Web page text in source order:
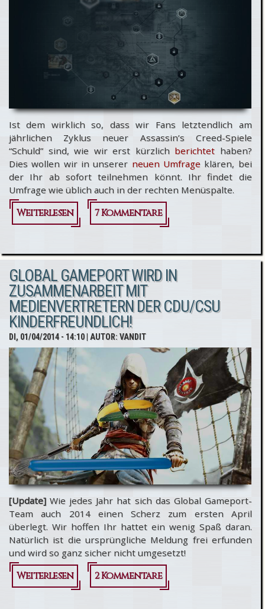
Ist dem wirklich so, dass wir Fans letztendlich am
jährlichen Zyklus neuer Assassin’s Creed-Spiele
“Schuld” sind, wie wir erst kürzlich berichtet haben?
Dies wollen wir in unserer neuen Umfrage klären, bei
der Ihr ab sofort teilnehmen könnt. Ihr findet die
Umfrage wie üblich auch in der rechten Menüspalte.
Weiterlesen
über
Umfrage:
Willst
Du jedes
Jahr
einen
neuen
Ableger
der
Assassin’s
Creed-
Reihe
spielen
können?
7 Kommentare
GLOBAL GAMEPORT WIRD IN
ZUSAMMENARBEIT MIT
MEDIENVERTRETERN DER CDU/CSU
KINDERFREUNDLICH!
DI, 01/04/2014 - 14:10| AUTOR:VANDIT
[Update]Wie jedes Jahr hat sich das Global Gameport-
Team auch 2014 einen Scherz zum ersten April
überlegt. Wir hoffen Ihr hattet ein wenig Spaß daran.
Natürlich ist die ursprüngliche Meldung frei erfunden
und wird so ganz sicher nicht umgesetzt!
Weiterlesen
über Global
2 Kommentare